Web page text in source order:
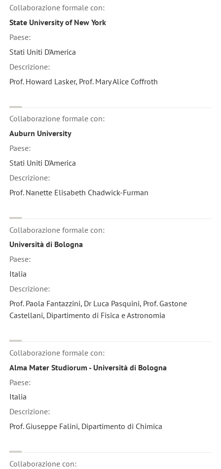
Collaborazione formale con:
State University of New York
Paese:
Stati Uniti D'America
Descrizione:
Prof. Howard Lasker, Prof. Mary Alice Coffroth
Collaborazione formale con:
Auburn University
Paese:
Stati Uniti D'America
Descrizione:
Prof. Nanette Elisabeth Chadwick-Furman
Collaborazione formale con:
Università di Bologna
Paese:
Italia
Descrizione:
Prof. Paola Fantazzini, Dr Luca Pasquini, Prof. Gastone
Castellani, Dipartimento di Fisica e Astronomia
Collaborazione formale con:
Alma Mater Studiorum - Università di Bologna
Paese:
Italia
Descrizione:
Prof. Giuseppe Falini, Dipartimento di Chimica
Collaborazione con: